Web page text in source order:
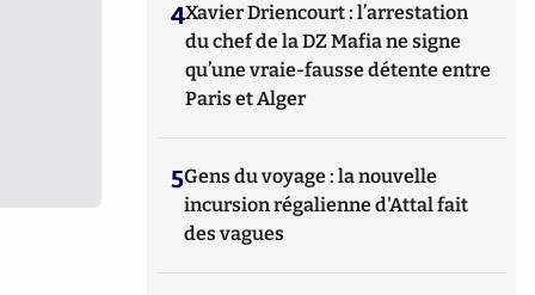
4Xavier Driencourt : l’arrestation
du chef de la DZ Mafia ne signe
qu’une vraie-fausse détente entre
Paris et Alger
5Gens du voyage : la nouvelle
incursion régalienne d'Attal fait
des vagues